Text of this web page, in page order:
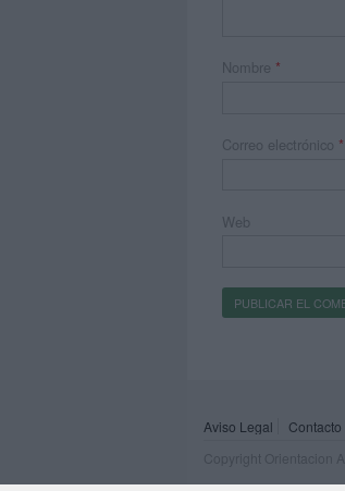
Nombre *
Correo electrónico *
Web
Aviso Legal Contacto